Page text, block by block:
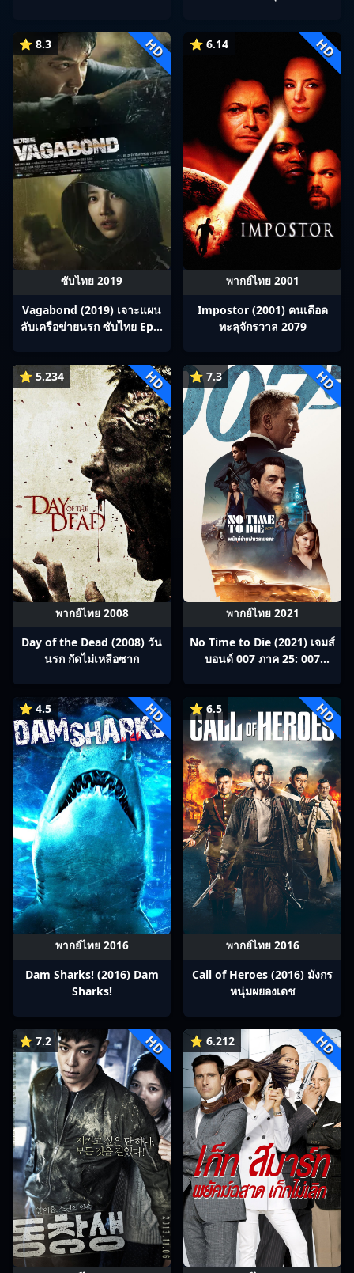
⭐ 8.3 HD
ซับไทย 2019
Vagabond (2019) เจาะแผน
ลับเครือข่ายนรก ซับไทย Ep1-
⭐ 6.14 HD
พากย์ไทย 2001
Impostor (2001) ฅนเดือด
ทะลุจักรวาล 2079
⭐ 5.234 HD
พากย์ไทย 2008
Day of the Dead (2008) วัน
นรก กัดไม่เหลือซาก
⭐ 7.3 HD
พากย์ไทย 2021
No Time to Die (2021) เจมส์
บอนด์ 007 ภาค 25: 007
⭐ 4.5 HD
พากย์ไทย 2016
Dam Sharks! (2016) Dam
Sharks!
⭐ 6.5 HD
พากย์ไทย 2016
Call of Heroes (2016) มังกร
หนุ่มผยองเดช
⭐ 7.2 HD ⭐ 6.212 HD